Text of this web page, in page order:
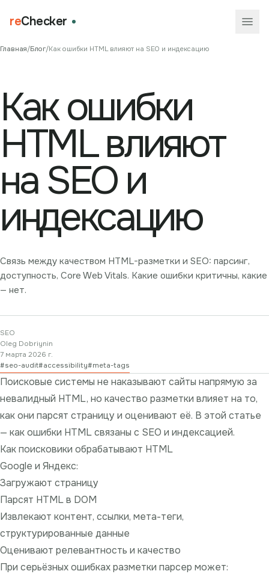
reChecker
Главная/Блог/Как ошибки HTML влияют на SEO и индексацию
Как ошибки
HTML влияют
на SEO и
индексацию
Связь между качеством HTML-разметки и SEO: парсинг,
доступность, Core Web Vitals. Какие ошибки критичны, какие
— нет.
SEO
Oleg Dobriynin
7 марта 2026 г.
#seo-audit#accessibility#meta-tags
Поисковые системы не наказывают сайты напрямую за
невалидный HTML, но качество разметки влияет на то,
как они парсят страницу и оценивают её. В этой статье
— как ошибки HTML связаны с SEO и индексацией.
Как поисковики обрабатывают HTML
Google и Яндекс:
Загружают страницу
Парсят HTML в DOM
Извлекают контент, ссылки, мета-теги,
структурированные данные
Оценивают релевантность и качество
При серьёзных ошибках разметки парсер может: